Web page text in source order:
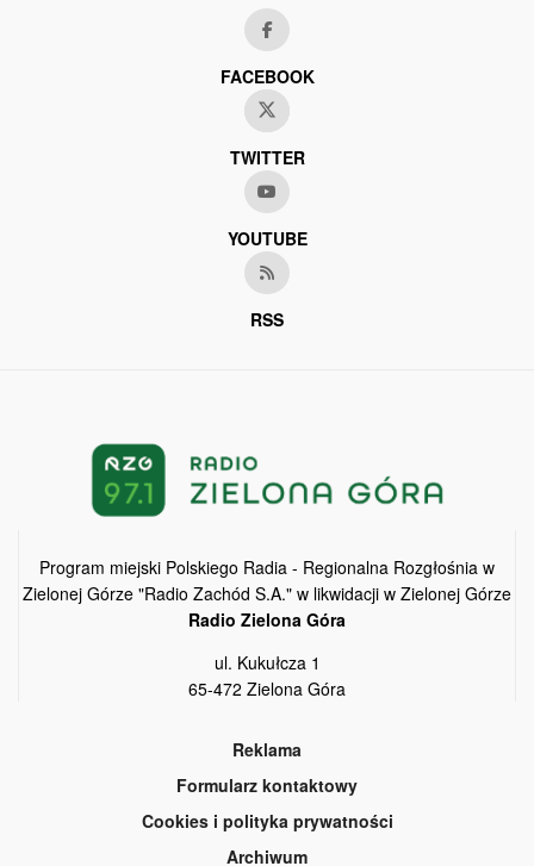
FACEBOOK
TWITTER
YOUTUBE
RSS
Program miejski Polskiego Radia - Regionalna Rozgłośnia w
Zielonej Górze "Radio Zachód S.A." w likwidacji w Zielonej Górze
Radio Zielona Góra
ul. Kukułcza 1
65-472 Zielona Góra
Reklama
Formularz kontaktowy
Cookies i polityka prywatności
Archiwum